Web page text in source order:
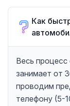
Как
Весь процесс
занимает от
проводим
телефону (5-